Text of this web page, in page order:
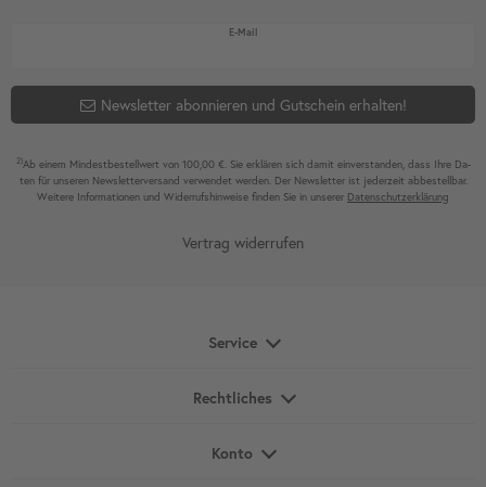
E-MailNewsletter Honig
Newsletter abonnieren und Gutschein erhalten!
2)Ab einem Mindest­bestell­wert von 100,00 €. Sie erklären sich damit ein­ver­standen, dass Ihre Da­
ten für unseren News­letter­versand ver­wen­det werden. Der News­letter ist jeder­zeit ab­bestel­lbar.
Weitere Infor­mationen und Wider­rufshin­weise finden Sie in unserer Daten­schutz­erklärung
Vertrag widerrufen
Service
Rechtliches
Konto